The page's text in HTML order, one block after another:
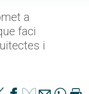
a
faci
i